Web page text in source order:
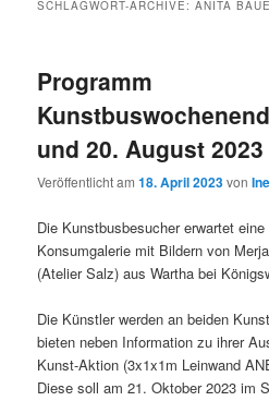
SCHLAGWORT-ARCHIVE:ANITA
Programm
und 20. August 2023
Veröffentlicht am18. April 2023von
Die Kunstbusbesucher erwartet
Konsumgalerie mit Bildern von
(Atelier Salz) aus Wartha bei
Die Künstler werden an beiden
bieten neben Information zu ihrer
Kunst-Aktion (3x1x1m Leinwand
Diese sollam 21. Oktober 2023 im